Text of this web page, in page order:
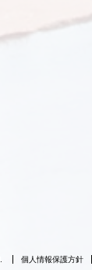
個人情報保護方針